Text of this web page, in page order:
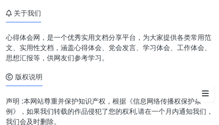
思想、实干、效率：三位一体的
协同效应
关于我们
心得体会网，是一个优秀实用文档分享平台，为大家提供各类常用范
文、实用性文档，涵盖心得体会、党会发言、学习体会、工作体会、
思想汇报等，供网友们参考学习。
版权说明
声明 :本网站尊重并保护知识产权，根据《信息网络传播权保护条
例》，如果我们转载的作品侵犯了您的权利,请在一个月内通知我们，
我们会及时删除。